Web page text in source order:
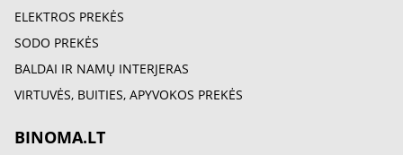
ELEKTROS PREKĖS
SODO PREKĖS
BALDAI IR NAMŲ INTERJERAS
VIRTUVĖS, BUITIES, APYVOKOS PREKĖS
BINOMA.LT